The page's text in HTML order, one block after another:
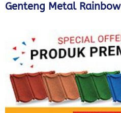
Genteng Metal Rainbow